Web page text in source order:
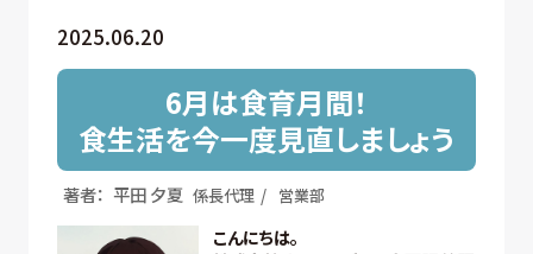
2025.06.20
6月は食育月間！
食生活を今一度見直しましょう
著者： 平⽥ ⼣夏 係長代理 営業部
こんにちは。